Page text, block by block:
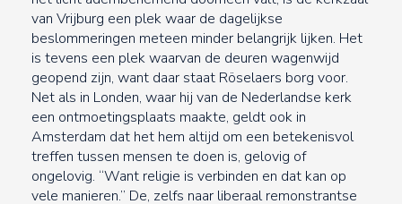
van Vrijburg een plek waar de dagelijkse
beslommeringen meteen minder belangrijk lijken. Het
is tevens een plek waarvan de deuren wagenwijd
geopend zijn, want daar staat Röselaers borg voor.
Net als in Londen, waar hij van de Nederlandse kerk
een ontmoetingsplaats maakte, geldt ook in
Amsterdam dat het hem altijd om een betekenisvol
treffen tussen mensen te doen is, gelovig of
ongelovig. “Want religie is verbinden en dat kan op
vele manieren.” De, zelfs naar liberaal remonstrantse